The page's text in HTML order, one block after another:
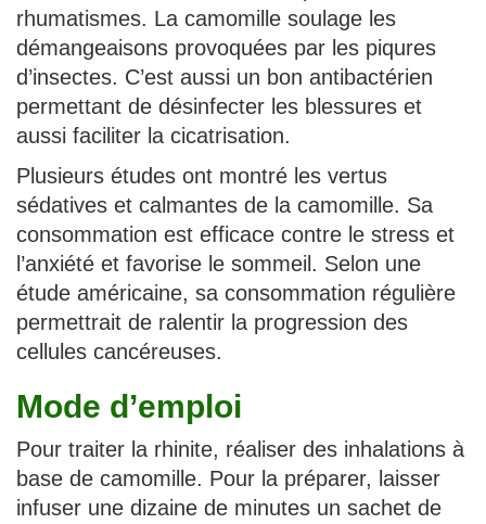
rhumatismes. La camomille soulage les
démangeaisons provoquées par les piqures
d’insectes. C’est aussi un bon antibactérien
permettant de désinfecter les blessures et
aussi faciliter la cicatrisation.
Plusieurs études ont montré les vertus
sédatives et calmantes de la camomille. Sa
consommation est efficace contre le stress et
l’anxiété et favorise le sommeil. Selon une
étude américaine, sa consommation régulière
permettrait de ralentir la progression des
cellules cancéreuses.
Mode d’emploi
Pour traiter la rhinite, réaliser des inhalations à
base de camomille. Pour la préparer, laisser
infuser une dizaine de minutes un sachet de